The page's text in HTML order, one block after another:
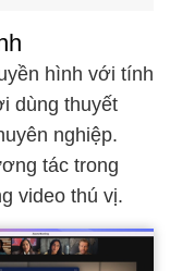
hình với tính
dùng thuyết
nghiệp.
tác trong
video thú vị.